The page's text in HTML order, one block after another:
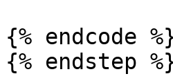
{% endcode
{% endstep